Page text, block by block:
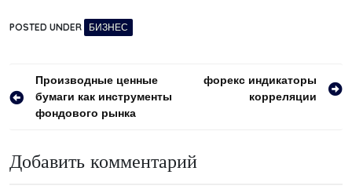
POSTED UNDER БИЗНЕС
Навигация
по
Производные ценные
бумаги как инструменты
фондового рынка
форекс индикаторы
корреляции
Добавить комментарий